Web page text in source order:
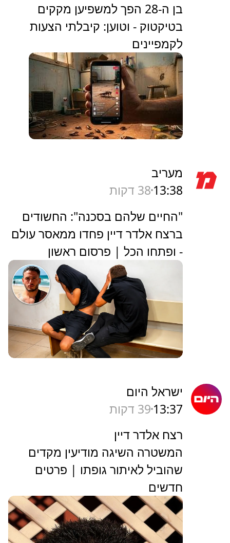
בן ה-28 הפך למשפיען מקקים
בטיקטוק - וטוען: קיבלתי הצעות
לקמפיינים
מעריב
13:38 38 דקות
"החיים שלהם בסכנה": החשודים
ברצח אלדר דיין פחדו ממאסר עולם
- ופתחו הכל | פרסום ראשון
ישראל היום
13:37 39 דקות
רצח אלדר דיין
המשטרה השיגה מודיעין מקדים
שהוביל לאיתור גופתו | פרטים
חדשים